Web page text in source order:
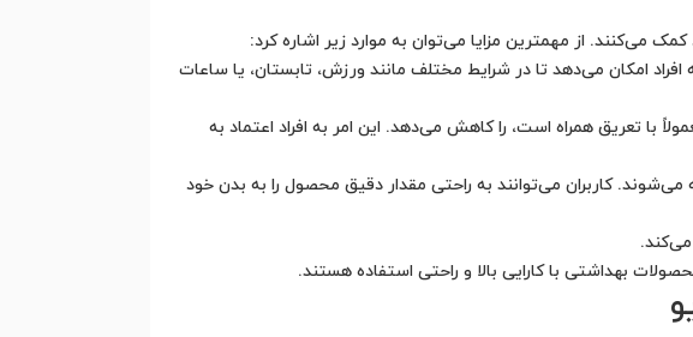
می‌کنند. از مهمترین مزایا می‌توان به موارد زیر اشاره کرد:
امکان می‌دهد تا در شرایط مختلف مانند ورزش، تابستان، یا ساعات
با تعریق همراه است، را کاهش می‌دهد. این امر به افراد اعتماد به
کاربران می‌توانند به راحتی مقدار دقیق محصول را به بدن خود
بهداشتی با کارایی بالا و راحتی استفاده هستند.